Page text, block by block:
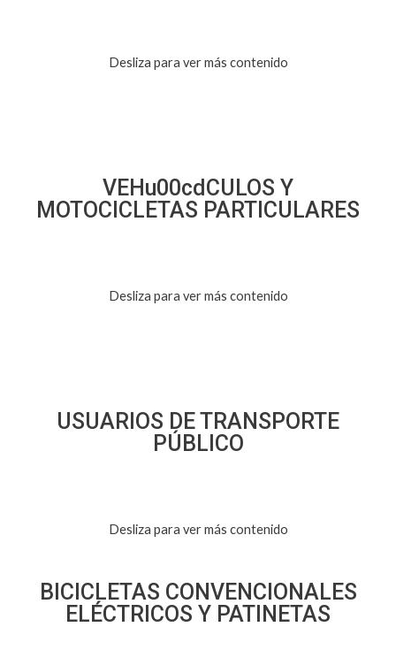
Desliza para ver más contenido
VEHu00cdCULOS Y
MOTOCICLETAS PARTICULARES
Desliza para ver más contenido
USUARIOS DE TRANSPORTE
PÚBLICO
Desliza para ver más contenido
BICICLETAS CONVENCIONALES
ELÉCTRICOS Y PATINETAS